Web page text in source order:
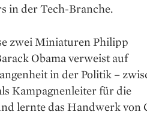
in der Tech-Branche.
zwei Miniaturen Philipp
Obama verweist auf
in der Politik –
Kampagnenleiter für die
lernte das Handwerk von